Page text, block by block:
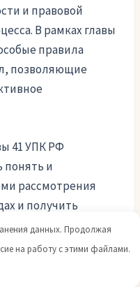
и правовой
В рамках главы
правила
позволяющие
41 УПК РФ
понять и
рассмотрения
и получить
данных. Продолжая
на работу с этими файлами.